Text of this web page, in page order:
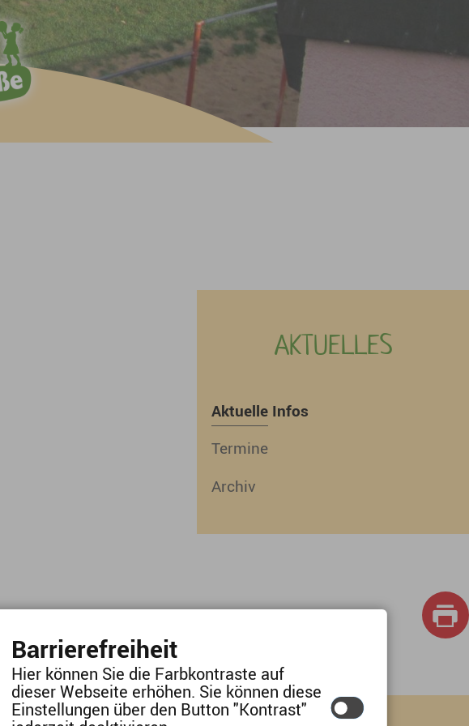
AKTUELLES
Aktuelle Infos
Termine
Archiv
Datenschutzerklärung
Barrierefreiheit
Hier können Sie die Farbkontraste auf
dieser Webseite erhöhen. Sie können diese
Einstellungen über den Button "Kontrast"